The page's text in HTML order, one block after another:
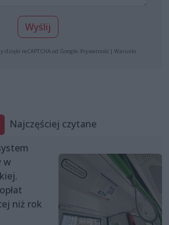
Wyślij
reCAPTCHA od Google: Prywatność | Warunki
Najczęściej czytane
w
niż rok